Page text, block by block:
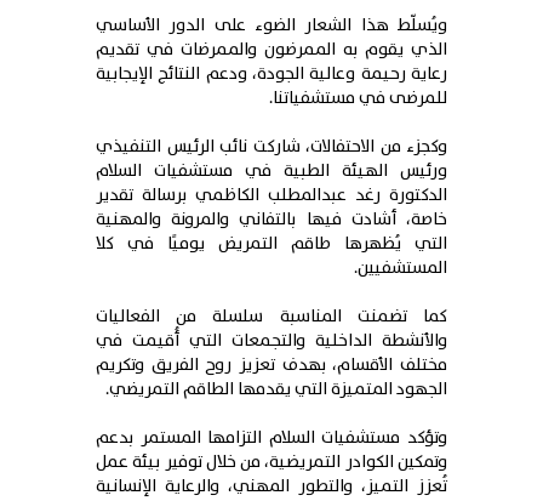
ويُسلّط هذا الشعار الضوء على الدور الأساسي
الذي يقوم به الممرضون والممرضات في تقديم
رعاية رحيمة وعالية الجودة، ودعم النتائج الإيجابية
للمرضى في مستشفياتنا.
وكجزء من الاحتفالات، شاركت نائب الرئيس التنفيذي
ورئيس الهيئة الطبية في مستشفيات السلام
الدكتورة رغد عبدالمطلب الكاظمي برسالة تقدير
خاصة، أشادت فيها بالتفاني والمرونة والمهنية
التي يُظهرها طاقم التمريض يوميًا في كلا
المستشفيين.
كما تضمنت المناسبة سلسلة من الفعاليات
والأنشطة الداخلية والتجمعات التي أُقيمت في
مختلف الأقسام، بهدف تعزيز روح الفريق وتكريم
الجهود المتميزة التي يقدمها الطاقم التمريضي.
وتؤكد مستشفيات السلام التزامها المستمر بدعم
وتمكين الكوادر التمريضية، من خلال توفير بيئة عمل
تُعزز التميز، والتطور المهني، والرعاية الإنسانية